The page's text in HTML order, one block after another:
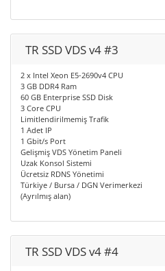
TR SSD VDS v4 #3
2 x Intel Xeon E5-2690v4 CPU
3 GB DDR4 Ram
60 GB Enterprise SSD Disk
3 Core CPU
Limitlendirilmemiş Trafik
1 Adet IP
1 Gbit/s Port
Gelişmiş VDS Yönetim Paneli
Uzak Konsol Sistemi
Ücretsiz RDNS Yönetimi
Türkiye / Bursa / DGN Verimerkezi
(Ayrılmış alan)
TR SSD VDS v4 #4